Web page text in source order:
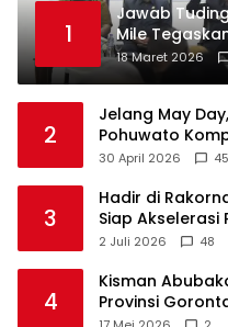
1
Jawab
Mile
Jabatan
18 Maret 2026
2
Jelang May
Pohuwato
Ditunda
30 April 2026
3
Hadir di
Siap Akselerasi
2 Juli 2026 48
4
Kisman
Provinsi